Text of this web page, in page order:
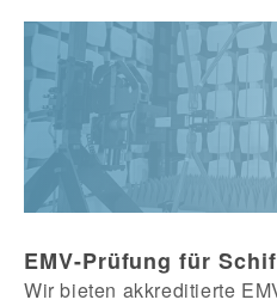
EMV-Prüfung für
Wir bieten akkreditierte